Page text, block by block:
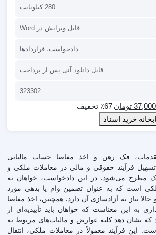
280 کیلوبایت
قابل ویرایش در Word
دادخواست، قراردادها
قابل دانلود آنی پس از پرداخت
323302
37,000 تومان ٪67 تخفیف
خرید اسناد
فک رهن و اخذ مفاصا حساب مالیاتی
فرآیند حقوقی و مالی در معاملات ملکی و
مطرح می‌شود. در این دادخواست، خواهان به
است که به عنوان تضمین وام یا بدهی مورد
حالا نیاز به آزادسازی آن دارد. همچنین، اخذ مفاصا
به این معناست که خواهان باید تأییدیه‌ای از
که نشان دهد کلیه عوارض و مالیات‌های مربوط به
این فرآیند معمولاً در معاملات ملکی، انتقال